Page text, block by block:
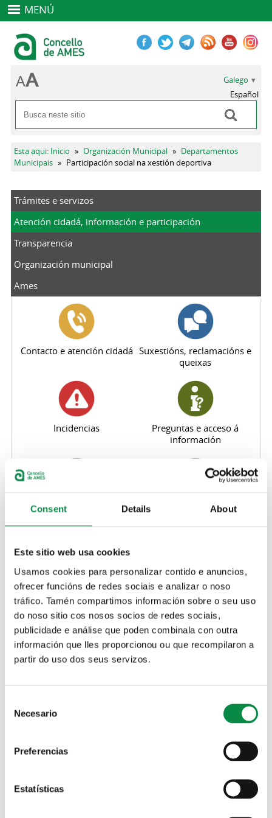
Consent Details About
Este sitio web usa cookies
Usamos cookies para personalizar contido e anuncios,
ofrecer funcións de redes sociais e analizar o noso
tráfico. Tamén compartimos información sobre o seu uso
do noso sitio cos nosos socios de redes sociais,
publicidade e análise que poden combinala con outra
información que lles proporcionou ou que recompilaron a
partir do uso dos seus servizos.
Selection
Necesario
Preferencias
Estatísticas
MENÚ
Formulario de busca
Buscar
Galego
Español
Vostede está aquí
Esta aqui: Inicio » Organización Municipal » Departamentos
Municipais » Participación social na xestión deportiva
Trámites e servizos
Atención cidadá, información e participación
Transparencia
Organización municipal
Ames
Contacto e atención cidadá Suxestións, reclamacións e
queixas
Incidencias
Preguntas e acceso á
información
Comunicación municipal Participación
Protección de datos
persoais
Asociacións
Guía empresas
deportiva
Órgano que se encargará da participación na xestión
inscritos no Concello.